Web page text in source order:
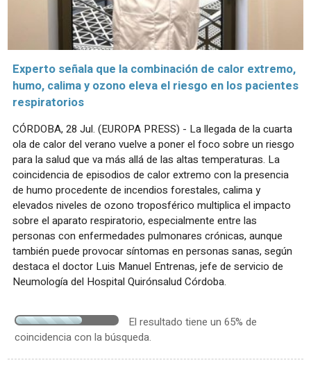
Experto señala que la combinación de calor extremo,
humo, calima y ozono eleva el riesgo en los pacientes
respiratorios
CÓRDOBA, 28 Jul. (EUROPA PRESS) - La llegada de la cuarta
ola de calor del verano vuelve a poner el foco sobre un riesgo
para la salud que va más allá de las altas temperaturas. La
coincidencia de episodios de calor extremo con la presencia
de humo procedente de incendios forestales, calima y
elevados niveles de ozono troposférico multiplica el impacto
sobre el aparato respiratorio, especialmente entre las
personas con enfermedades pulmonares crónicas, aunque
también puede provocar síntomas en personas sanas, según
destaca el doctor Luis Manuel Entrenas, jefe de servicio de
Neumología del Hospital Quirónsalud Córdoba.
El resultado tiene un 65% de
coincidencia con la búsqueda.